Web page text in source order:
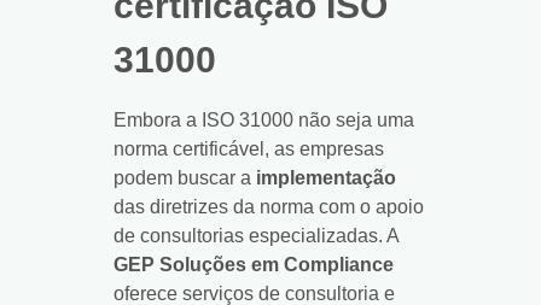
31000
Embora a ISO 31000 não seja uma
norma certificável, as empresas
podem buscar a implementação
das diretrizes da norma com o apoio
de consultorias especializadas. A
GEP Soluções em Compliance
oferece serviços de consultoria e